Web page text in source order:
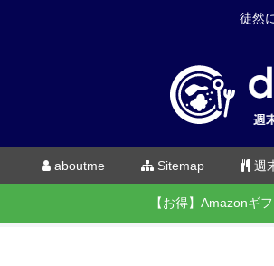
徒然
aboutme Sitemap 週
【お得】Amazonギ